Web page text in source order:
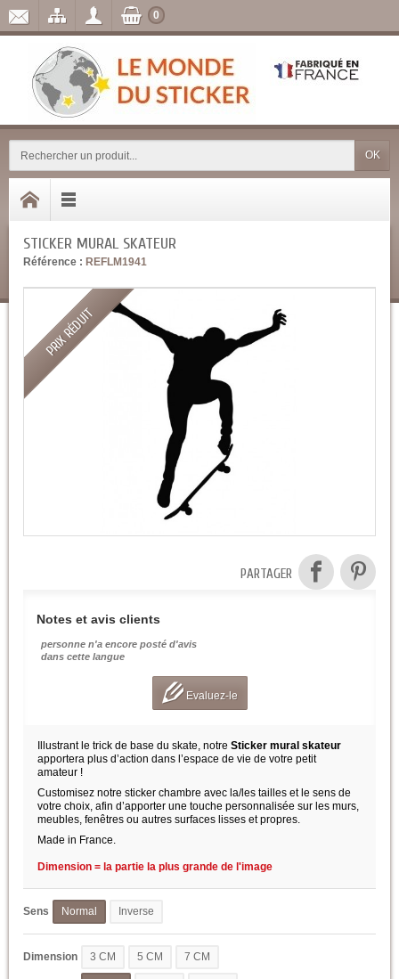
OK
0
STICKER MURAL SKATEUR
Référence : REFLM1941
PRIX RÉDUIT
PARTAGER
Notes et avis clients
personne n'a encore posté d'avis
dans cette langue
Evaluez-le
Illustrant le trick de base du skate, notre Sticker mural skateur
apportera plus d’action dans l’espace de vie de votre petit
amateur !
Customisez notre sticker chambre avec la/les tailles et le sens de
votre choix, afin d’apporter une touche personnalisée sur les murs,
meubles, fenêtres ou autres surfaces lisses et propres.
Made in France.
Dimension = la partie la plus grande de l'image
Sens Normal Inverse
Dimension 3 CM 5 CM 7 CM